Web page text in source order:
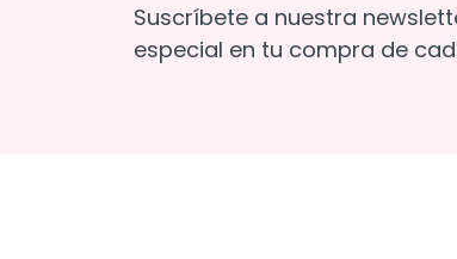
Suscríbete a nuestra
especial en tu compra de